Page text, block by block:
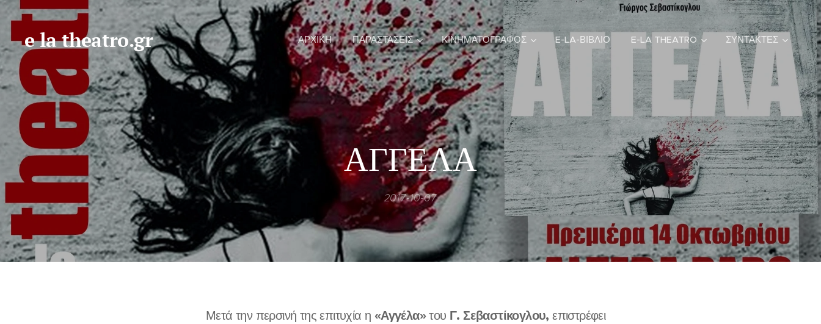
e la theatro.gr ΑΡΧΙΚΉ ΠΑΡΑΣΤΑΣΕΙΣ ΚΙΝΗΜΑΤΟΓΡΑΦΟΣ E-LA-ΒΙΒΛΙΟ E-LA THEATRO ΣΥΝΤΑΚΤΕΣ
ΑΓΓΕΛΑ
2017-10-07
Μετά την περσινή της επιτυχία η «Αγγέλα»του Γ. Σεβαστίκογλου, επιστρέφει